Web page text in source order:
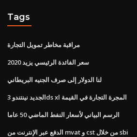
Tags
مراقبة مخاطر تمويل التجارة
سعر الفائدة الرئيسي يزيد 2020
لنا الدولار إلى صرف الجنيه البريطاني
الجديد نينتندو 3ds xl المجرة التجارة في القيمة
الرسم البياني لأسعار النفط الماضي 50 عاما
الدفع عبر الإنترنت من mvat و cst من خلال sbi